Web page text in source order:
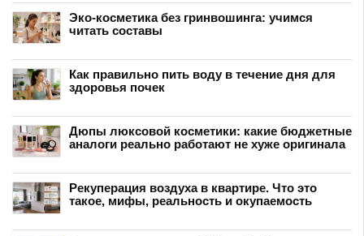
Эко-косметика без гринвошинга: учимся
читать составы
Как правильно пить воду в течение дня для
здоровья почек
Дюпы люксовой косметики: какие бюджетные
аналоги реально работают не хуже оригинала
Рекуперация воздуха в квартире. Что это
такое, мифы, реальность и окупаемость